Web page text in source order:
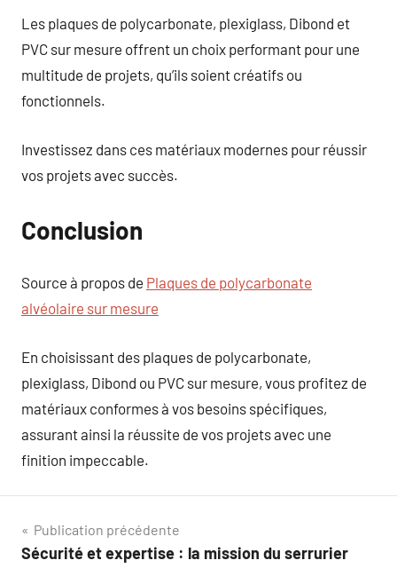
Les plaques de polycarbonate, plexiglass, Dibond et
PVC sur mesure offrent un choix performant pour une
multitude de projets, qu’ils soient créatifs ou
fonctionnels.
Investissez dans ces matériaux modernes pour réussir
vos projets avec succès.
Conclusion
Source à propos de Plaques de polycarbonate
alvéolaire sur mesure
En choisissant des plaques de polycarbonate,
plexiglass, Dibond ou PVC sur mesure, vous profitez de
matériaux conformes à vos besoins spécifiques,
assurant ainsi la réussite de vos projets avec une
finition impeccable.
Navigation
de
Publication précédente
Sécurité et expertise : la mission du serrurier